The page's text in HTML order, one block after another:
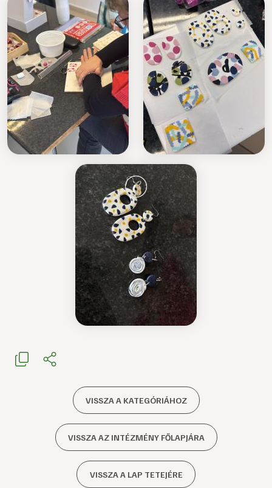
VISSZA A KATEGÓRIÁHOZ
VISSZA AZ INTÉZMÉNY FŐLAPJÁRA
VISSZA A LAP TETEJÉRE